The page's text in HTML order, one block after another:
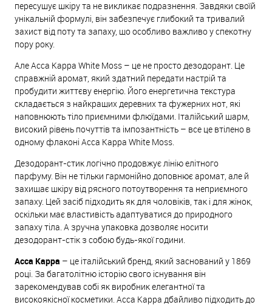
пересушує шкіру та не викликає подразнення. Завдяки своїй
унікальній формулі, він забезпечує глибокий та тривалий
захист від поту та запаху, що особливо важливо у спекотну
пору року.
Але Acca Kappa White Moss – це не просто дезодорант. Це
справжній аромат, який здатний передати настрій та
пробудити життєву енергію. Його енергетична текстура
складається з найкращих деревних та фужерних нот, які
наповнюють тіло приємними флюїдами. Італійський шарм,
високий рівень почуттів та імпозантність – все це втілено в
одному флаконі Acca Kappa White Moss.
Дезодорант-стик логічно продовжує лінію елітного
парфуму. Він не тільки гармонійно доповнює аромат, але й
захищає шкіру від рясного потоутворення та неприємного
запаху. Цей засіб підходить як для чоловіків, так і для жінок,
оскільки має властивість адаптуватися до природного
запаху тіла. А зручна упаковка дозволяє носити
дезодорант-стік з собою будь-якої години.
Acca Kappa – це італійський бренд, який заснований у 1869
році. За багатолітню історію свого існування він
зарекомендував собі як виробник елегантної та
високоякісної косметики. Acca Kappa дбайливо підходить до